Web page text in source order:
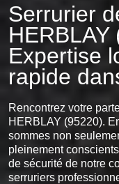
Serrurier
HERBLAY
Expertise
rapide
Rencontrez votre
HERBLAY (95220).
sommes non
pleinement
de sécurité de notre
serruriers